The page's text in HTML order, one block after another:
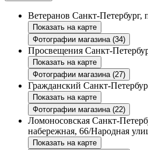
Ветеранов Санкт-Петербург,
Показать на карте
Фотографии магазина (34)
Просвещения Санкт-
Показать на карте
Фотографии магазина (27)
Гражданский Санкт-
Показать на карте
Фотографии магазина (22)
Ломоносовская Санкт-
набережная, 66/Народная
Показать на карте